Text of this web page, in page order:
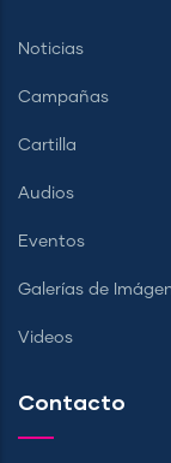
Noticias
Campañas
Cartilla
Audios
Eventos
Galerías de
Videos
Contacto